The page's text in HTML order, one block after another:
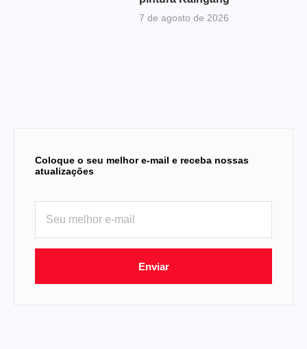
7 de agosto de 2026
Coloque o seu melhor e-mail e receba nossas
atualizações
Enviar